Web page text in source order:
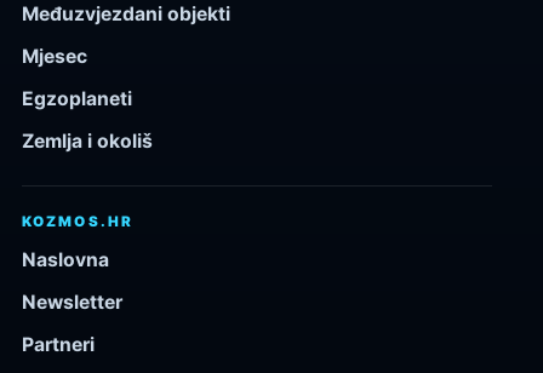
Međuzvjezdani objekti
Mjesec
Egzoplaneti
Zemlja i okoliš
KOZMOS.HR
Naslovna
Newsletter
Partneri